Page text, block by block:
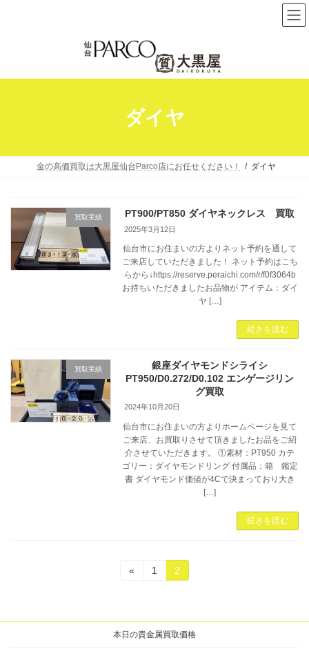
ン
テ
ン
ス
キ
ビ
ゲ
ー
ン
に
ダイヤ
金の高価買取は大黒屋仙台Parco店にお任せください！ ダイヤ
買取実績 PT900/PT850 ダイヤネックレス 買取
2025年3月12日
仙台市にお住まいの方よりネット予約を通して
ご来店していただきました！ ネット予約はこち
らから↓https://reserve.peraichi.com/r/f0f3064b
お持ちいただきましたお品物が アイテム：ダイ
ヤ […]
続きを読む
買取実績
銀座ダイヤモンドシライシ
PT950/D0.272/D0.102 エンゲージリン
グ買取
2024年10月20日
仙台市にお住まいの方よりホームページを見て
ご来店、お買取りさせて頂きましたお品をご紹
介させていただきます。 ①素材：PT950 カテ
ゴリー：ダイヤモンドリング 付属品：箱 鑑定
書 ダイヤモンド価値が4Cで決まっており大き
[…]
続きを読む
の
«
固
ジ
1
固
定
ジ
2
本日の貴金属買取価格